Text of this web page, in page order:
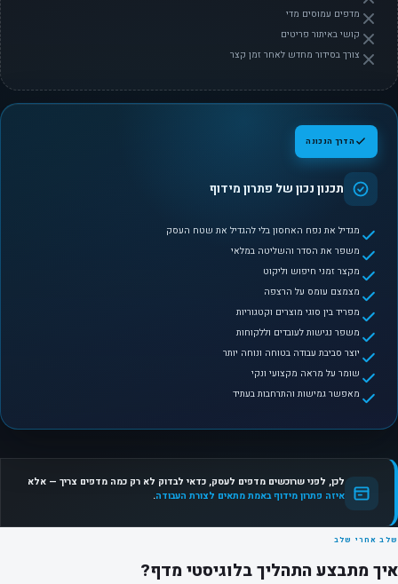
מדפים עמוסים מדי
קושי באיתור פריטים
צורך בסידור מחדש לאחר זמן קצר
הדרך הנכונה
תכנון נכון של פתרון מידוף
מגדיל את נפח האחסון בלי להגדיל את שטח העסק
משפר את הסדר והשליטה במלאי
מקצר זמני חיפוש וליקוט
מצמצם עומס על הרצפה
מפריד בין סוגי מוצרים וקטגוריות
משפר נגישות לעובדים וללקוחות
יוצר סביבת עבודה בטוחה ונוחה יותר
שומר על מראה מקצועי ונקי
מאפשר גמישות והתרחבות בעתיד
לכן, לפני שרוכשים מדפים לעסק, כדאי לבדוק לא רק כמה מדפים צריך — אלא
איזה פתרון מידוף באמת מתאים לצורת העבודה.
שלב אחרי שלב
איך מתבצע התהליך בלוגיסטי מדף?